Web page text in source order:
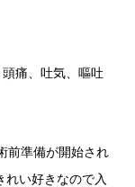
痛、吐気、嘔吐
前準備が開始され
れい好きなので入